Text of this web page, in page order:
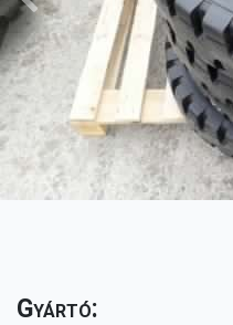
Akkumulátorok
Gumik, Felnik
Egyéb
Gyártó: